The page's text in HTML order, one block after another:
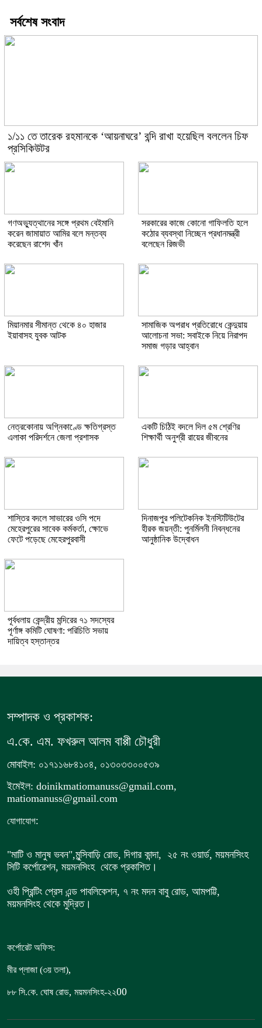
সর্বশেষ সংবাদ
১/১১ তে তারেক রহমানকে ‘আয়নাঘরে’ বন্দি রাখা হয়েছিল বললেন চিফ
প্রসিকিউটর
গণঅভ্যুত্থানের সঙ্গে প্রথম বেইমানি
করেন জামায়াত আমির বলে মন্তব্য
করেছেন রাশেদ খাঁন
সরকারের কাজে কোনো গাফিলতি হলে
কঠোর ব্যবস্থা নিচ্ছেন প্রধানমন্ত্রী
বলেছেন রিজভী
মিয়ানমার সীমান্ত থেকে ৪০ হাজার
ইয়াবাসহ যুবক আটক
সামাজিক অপরাধ প্রতিরোধে কেন্দুয়ায়
আলোচনা সভা: সবাইকে নিয়ে নিরাপদ
সমাজ গড়ার আহ্বান
নেত্রকোনায় অগ্নিকাণ্ডে ক্ষতিগ্রস্ত
এলাকা পরিদর্শনে জেলা প্রশাসক
একটি চিঠিই বদলে দিল ৫ম শ্রেণির
শিক্ষার্থী অনুশ্রী রায়ের জীবনের
শাস্তির বদলে সাভারের ওসি পদে
মেহেরপুরের সাবেক কর্মকর্তা, ক্ষোভে
ফেটে পড়েছে মেহেরপুরবাসী
দিনাজপুর পলিটেকনিক ইনস্টিটিউটের
হীরক জয়ন্তী: পুনর্মিলনী নিবন্ধনের
আনুষ্ঠানিক উদ্বোধন
পূর্বধলায় কেন্দ্রীয় মন্দিরের ৭১ সদস্যের
পূর্ণাঙ্গ কমিটি ঘোষণা: পরিচিতি সভায়
দায়িত্ব হস্তান্তর
সম্পাদক ও প্রকাশক:
এ.কে. এম. ফখরুল আলম বাপ্পী চৌধুরী
মোবাইল: ০১৭১১৬৮৪১০৪, ০১৩০৩৩০০৫৩৯
ইমেইল: doinikmatiomanuss@gmail.com,
matiomanuss@gmail.com
যোগাযোগ:
"মাটি ও মানুষ ভবন",মুন্সিবাড়ি রোড, দিগার কান্দা, ২৫ নং ওয়ার্ড, ময়মনসিংহ
সিটি কর্পোরেশন, ময়মনসিংহ থেকে প্রকাশিত।
ওহী প্রিন্টিং প্রেস এন্ড পাবলিকেশন, ৭ নং মদন বাবু রোড, আমপট্টি,
ময়মনসিংহ থেকে মুদ্রিত।
কর্পোরেট অফিস:
মীর প্লাজা (৩য় তলা),
৮৮ সি.কে. ঘোষ রোড, ময়মনসিংহ-২২00